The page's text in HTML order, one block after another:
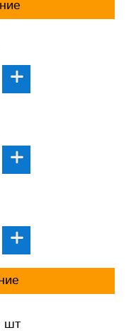
+
+
+
шт